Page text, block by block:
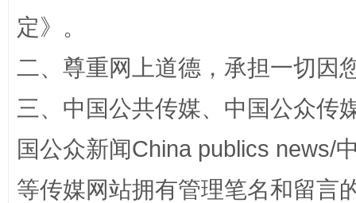
阿坝州三大球赛在茂县开幕 规模
定》。
二、尊重网上道德，承担一切因
三、中国公共传媒、中国公众传
国公众新闻China publics news/
等传媒网站拥有管理笔名和留言